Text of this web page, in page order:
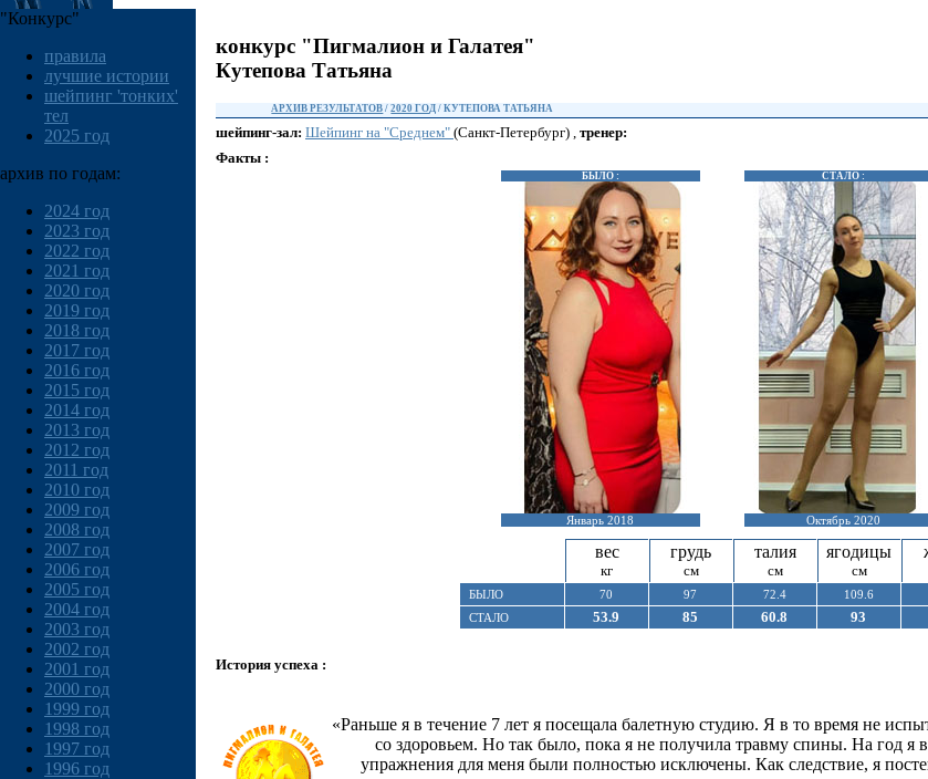
"Конкурс"
правила
лучшие истории
шейпинг 'тонких'
тел
2025 год
архив по годам:
2024 год
2023 год
2022 год
2021 год
2020 год
2019 год
2018 год
2017 год
2016 год
2015 год
2014 год
2013 год
2012 год
2011 год
2010 год
2009 год
2008 год
2007 год
2006 год
2005 год
2004 год
2003 год
2002 год
2001 год
2000 год
1999 год
1998 год
1997 год
1996 год
конкурс "Пигмалион и Галатея"
Кутепова Татьяна
АРХИВ РЕЗУЛЬТАТОВ /2020 ГОД / КУТЕПОВА ТАТЬЯНА
шейпинг-зал: Шейпинг на "Среднем" (Санкт-Петербург) , тренер:
Факты :
БЫЛО :
Январь 2018
СТАЛО :
Октябрь 2020
вес
кг
грудь
см
талия
см
ягодицы
см
БЫЛО 70 97 72.4 109.6
СТАЛО
53.9 85 60.8 93
История успеха :
«Раньше я в течение 7 лет я посещала балетную студию. Я в то время не
со здоровьем. Но так было, пока я не получила травму спины. На год я
упражнения для меня были полностью исключены. Как следствие, я